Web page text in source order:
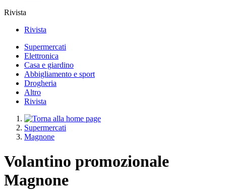
Rivista
Rivista
Supermercati
Elettronica
Casa e giardino
Abbigliamento e sport
Drogheria
Altro
Rivista
Supermercati
Magnone
Volantino promozionale
Magnone